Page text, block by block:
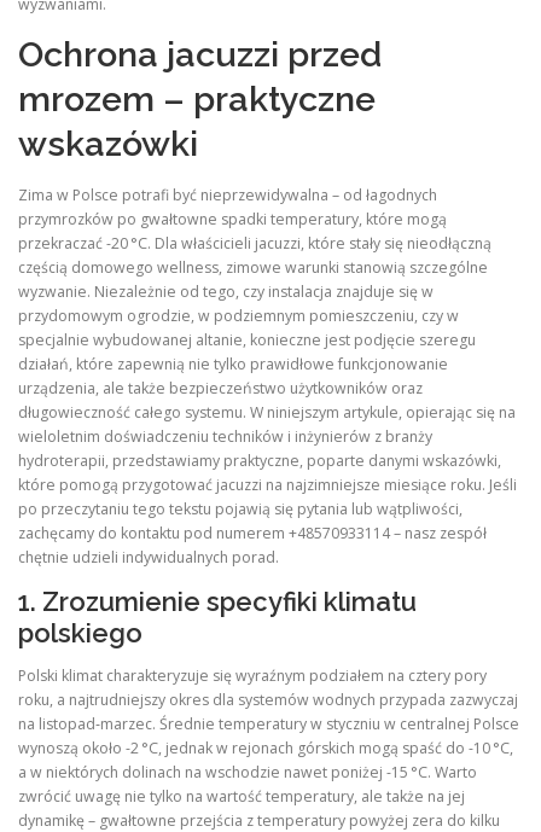
wyzwaniami.
Ochrona jacuzzi przed
mrozem – praktyczne
wskazówki
Zima w Polsce potrafi być nieprzewidywalna – od łagodnych
przymrozków po gwałtowne spadki temperatury, które mogą
przekraczać -20 °C. Dla właścicieli jacuzzi, które stały się nieodłączną
częścią domowego wellness, zimowe warunki stanowią szczególne
wyzwanie. Niezależnie od tego, czy instalacja znajduje się w
przydomowym ogrodzie, w podziemnym pomieszczeniu, czy w
specjalnie wybudowanej altanie, konieczne jest podjęcie szeregu
działań, które zapewnią nie tylko prawidłowe funkcjonowanie
urządzenia, ale także bezpieczeństwo użytkowników oraz
długowieczność całego systemu. W niniejszym artykule, opierając się na
wieloletnim doświadczeniu techników i inżynierów z branży
hydroterapii, przedstawiamy praktyczne, poparte danymi wskazówki,
które pomogą przygotować jacuzzi na najzimniejsze miesiące roku. Jeśli
po przeczytaniu tego tekstu pojawią się pytania lub wątpliwości,
zachęcamy do kontaktu pod numerem +48570933114 – nasz zespół
chętnie udzieli indywidualnych porad.
1. Zrozumienie specyfiki klimatu
polskiego
Polski klimat charakteryzuje się wyraźnym podziałem na cztery pory
roku, a najtrudniejszy okres dla systemów wodnych przypada zazwyczaj
na listopad‑marzec. Średnie temperatury w styczniu w centralnej Polsce
wynoszą około -2 °C, jednak w rejonach górskich mogą spaść do -10 °C,
a w niektórych dolinach na wschodzie nawet poniżej -15 °C. Warto
zwrócić uwagę nie tylko na wartość temperatury, ale także na jej
dynamikę – gwałtowne przejścia z temperatury powyżej zera do kilku